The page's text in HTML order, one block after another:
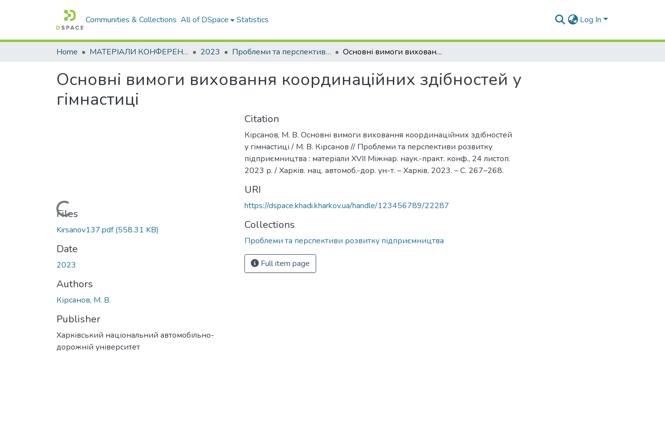
Communities & Collections All of DSpace Statistics Log In
Home МАТЕРІАЛИ КОНФЕРЕНЦІЙ 2023 Проблеми та перспективи розвитку підприємництва Основні вимоги виховання координаційних здібностей у гімнастиці
Основні вимоги виховання координаційних здібностей у
гімнастиці
Loading...
Files
Kirsanov137.pdf(558.31 KB)
Date
2023
Authors
Кірсанов, М. В.
Publisher
Харківський національний автомобільно-
дорожній університет
Citation
Кірсанов, М. В. Основні вимоги виховання координаційних здібностей
у гімнастиці / М. В. Кірсанов // Проблеми та перспективи розвитку
підприємництва : матеріали ХVІI Міжнар. наук.-практ. конф., 24 листоп.
2023 р. / Харків. нац. автомоб.-дор. ун-т. – Харкiв, 2023. – С. 267–268.
URI
https://dspace.khadi.kharkov.ua/handle/123456789/22287
Collections
Проблеми та перспективи розвитку підприємництва
Full item page